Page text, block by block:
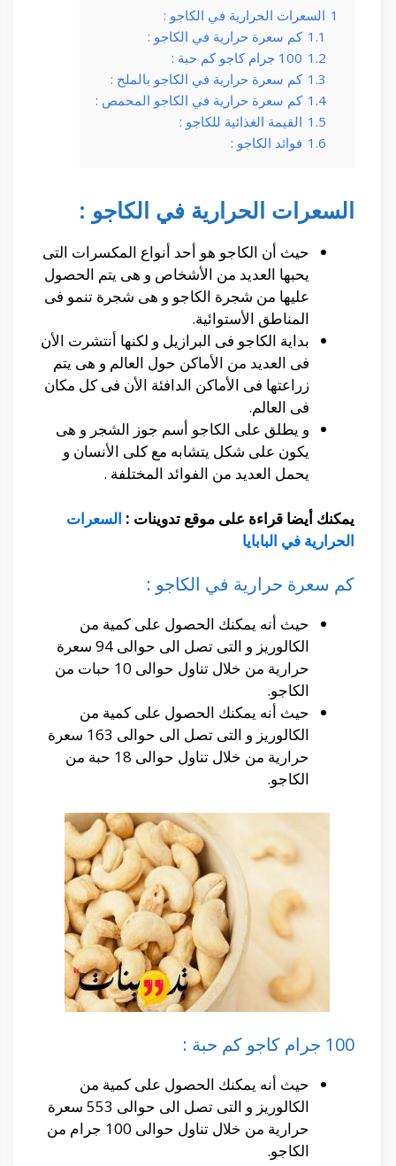
1 السعرات الحرارية في الكاجو :
1.1 كم سعرة حرارية في الكاجو :
1.2 100 جرام كاجو كم حبة :
1.3 كم سعرة حرارية في الكاجو بالملح :
1.4 كم سعرة حرارية في الكاجو المحمص :
1.5 القيمة الغذائية للكاجو :
1.6 فوائد الكاجو :
السعرات الحرارية في الكاجو :
حيث أن الكاجو هو أحد أنواع المكسرات التى
يحبها العديد من الأشخاص و هى يتم الحصول
عليها من شجرة الكاجو و هى شجرة تنمو فى
المناطق الأستوائية.
بداية الكاجو فى البرازيل و لكنها أنتشرت الأن
فى العديد من الأماكن حول العالم و هى يتم
زراعتها فى الأماكن الدافئة الأن فى كل مكان
فى العالم.
و يطلق على الكاجو أسم جوز الشجر و هى
يكون على شكل يتشابه مع كلى الأنسان و
يحمل العديد من الفوائد المختلفة .
يمكنك أيضا قراءة على موقع تدوينات : السعرات
الحرارية في البابايا
كم سعرة حرارية في الكاجو :
حيث أنه يمكنك الحصول على كمية من
الكالوريز و التى تصل الى حوالى 94 سعرة
حرارية من خلال تناول حوالى 10 حبات من
الكاجو.
حيث أنه يمكنك الحصول على كمية من
الكالوريز و التى تصل الى حوالى 163 سعرة
حرارية من خلال تناول حوالى 18 حبة من
الكاجو.
100 جرام كاجو كم حبة :
حيث أنه يمكنك الحصول على كمية من
الكالوريز و التى تصل الى حوالى 553 سعرة
حرارية من خلال تناول حوالى 100 جرام من
الكاجو.